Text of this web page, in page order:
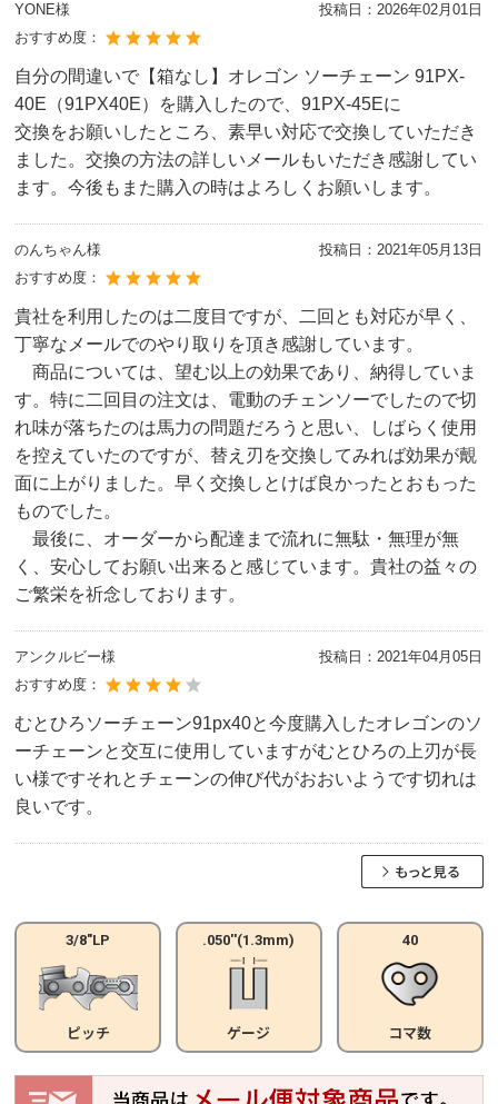
YONE様 投稿日：2026年02月01日
おすすめ度：
自分の間違いで【箱なし】オレゴン ソーチェーン 91PX-
40E（91PX40E）を購入したので、91PX-45Eに
交換をお願いしたところ、素早い対応で交換していただき
ました。交換の方法の詳しいメールもいただき感謝してい
ます。今後もまた購入の時はよろしくお願いします。
のんちゃん様 投稿日：2021年05月13日
おすすめ度：
貴社を利用したのは二度目ですが、二回とも対応が早く、
丁寧なメールでのやり取りを頂き感謝しています。
商品については、望む以上の効果であり、納得していま
す。特に二回目の注文は、電動のチェンソーでしたので切
れ味が落ちたのは馬力の問題だろうと思い、しばらく使用
を控えていたのですが、替え刃を交換してみれば効果が覿
面に上がりました。早く交換しとけば良かったとおもった
ものでした。
最後に、オーダーから配達まで流れに無駄・無理が無
く、安心してお願い出来ると感じています。貴社の益々の
ご繁栄を祈念しております。
アンクルビー様 投稿日：2021年04月05日
おすすめ度：
むとひろソーチェーン91px40と今度購入したオレゴンのソ
ーチェーンと交互に使用していますがむとひろの上刃が長
い様ですそれとチェーンの伸び代がおおいようです切れは
良いです。
3/8"LP
ピッチ
.050''(1.3mm)
ゲージ
40
コマ数